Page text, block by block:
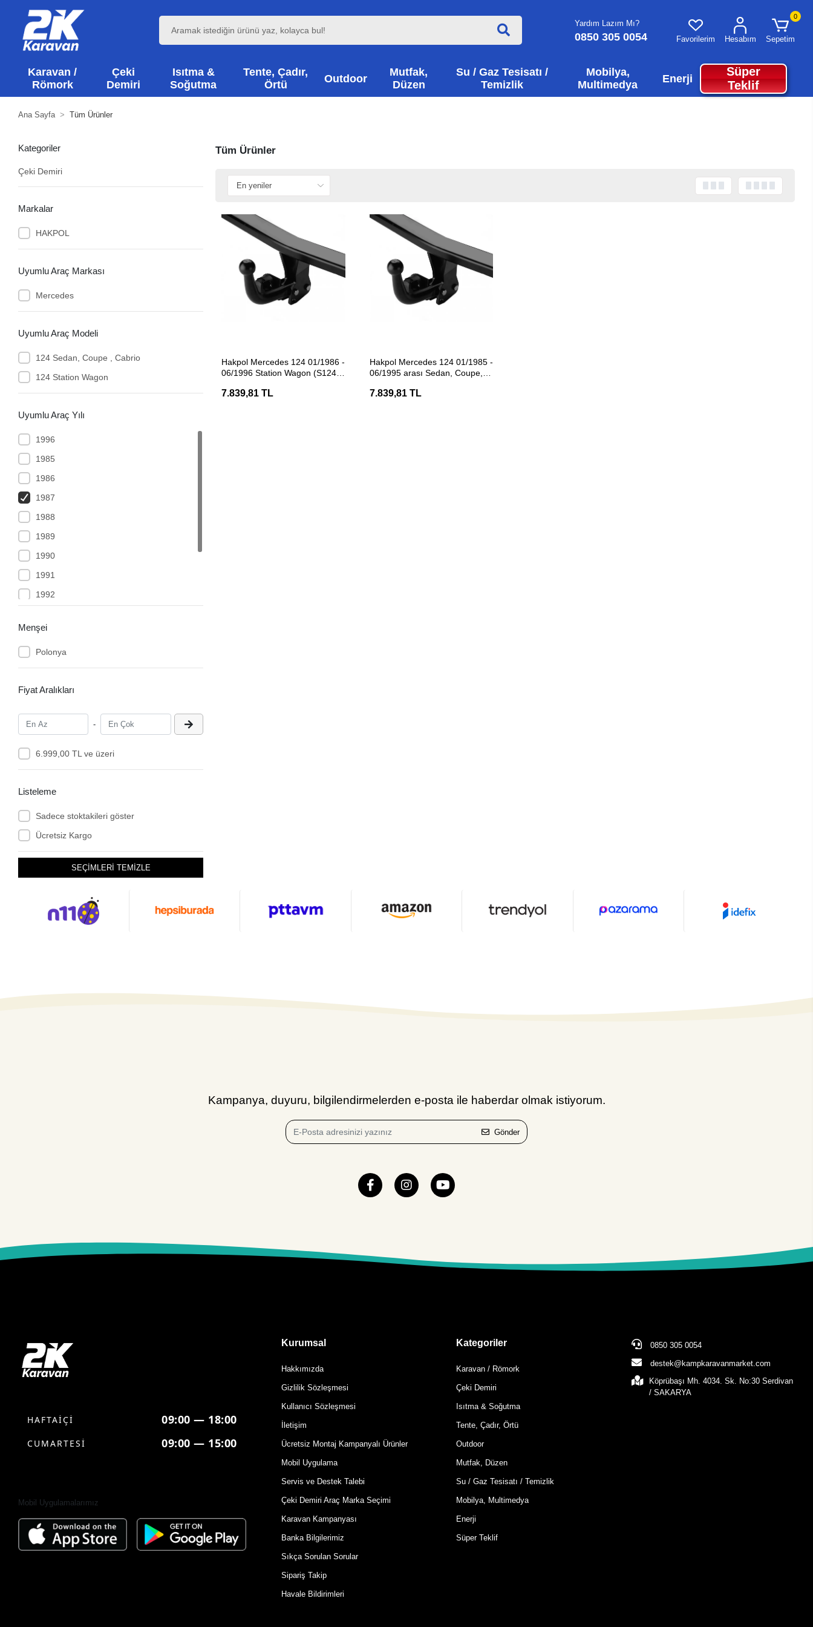
Yardım Lazım Mı?
0850 305 0054 Favorilerim Hesabım
0
Sepetim
Karavan /
Römork
Çeki
Demiri
Isıtma &
Soğutma
Tente, Çadır,
Örtü
Outdoor
Mutfak,
Düzen
Su / Gaz Tesisatı /
Temizlik
Mobilya,
Multimedya
Enerji
Süper
Teklif
Ana Sayfa Tüm Ürünler
Kategoriler
Çeki Demiri
Markalar
HAKPOL
Uyumlu Araç Markası
Mercedes
Uyumlu Araç Modeli
124 Sedan, Coupe , Cabrio
124 Station Wagon
Uyumlu Araç Yılı
1996
1985
1986
1987
1988
1989
1990
1991
1992
1994
1995
Menşei
Polonya
Fiyat Aralıkları
-
6.999,00 TL ve üzeri
Listeleme
Sadece stoktakileri göster
Ücretsiz Kargo
SEÇİMLERİ TEMİZLE
Tüm Ürünler
Hakpol Mercedes 124 01/1986 -
06/1996 Station Wagon (S124)
7.839,81 TL
Hakpol Mercedes 124 01/1985 -
06/1995 arası Sedan, Coupe,
7.839,81 TL
Kampanya, duyuru, bilgilendirmelerden e-posta ile haberdar olmak istiyorum.
Gönder
HAFTAİÇİ 09:00 — 18:00
CUMARTESİ 09:00 — 15:00
Mobil Uygulamalarımız
Kurumsal
Hakkımızda
Gizlilik Sözleşmesi
Kullanıcı Sözleşmesi
İletişim
Ücretsiz Montaj Kampanyalı Ürünler
Mobil Uygulama
Servis ve Destek Talebi
Çeki Demiri Araç Marka Seçimi
Karavan Kampanyası
Banka Bilgilerimiz
Sıkça Sorulan Sorular
Sipariş Takip
Havale Bildirimleri
Kategoriler
Karavan / Römork
Çeki Demiri
Isıtma & Soğutma
Tente, Çadır, Örtü
Outdoor
Mutfak, Düzen
Su / Gaz Tesisatı / Temizlik
Mobilya, Multimedya
Enerji
Süper Teklif
0850 305 0054
destek@kampkaravanmarket.com
Köprübaşı Mh. 4034. Sk. No:30 Serdivan
/ SAKARYA